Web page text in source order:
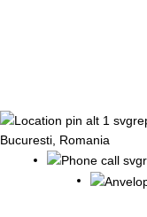
Bucuresti, Romania